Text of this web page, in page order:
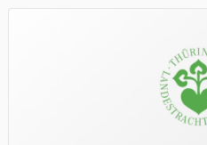
Wir wünschen Euch viel Spaß